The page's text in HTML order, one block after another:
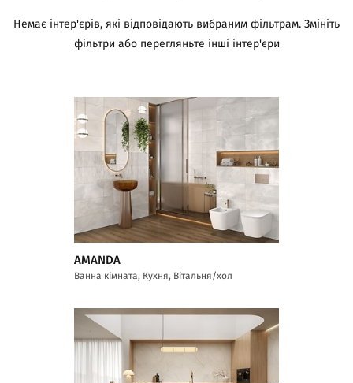
Немає інтер'єрів, які відповідають вибраним фільтрам. Змініть
фільтри або перегляньте інші інтер'єри
AMANDA
Ванна кімната, Кухня, Вітальня/хол